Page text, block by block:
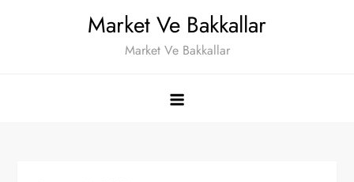
Market Ve Bakkallar
Market Ve Bakkallar